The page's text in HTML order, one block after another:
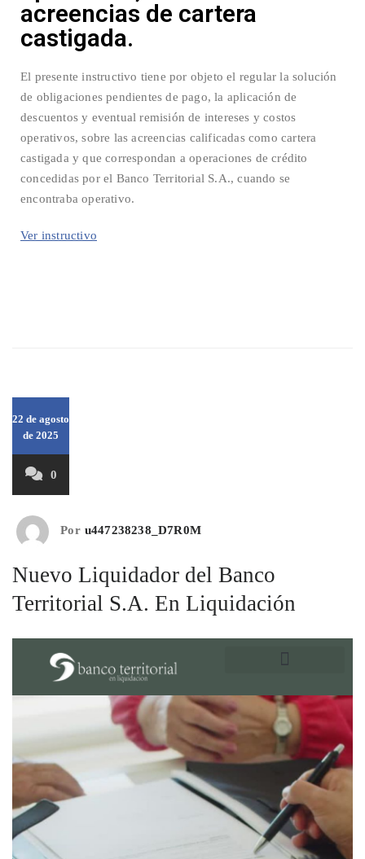
acreencias de cartera
castigada.
El presente instructivo tiene por objeto el regular la solución
de obligaciones pendientes de pago, la aplicación de
descuentos y eventual remisión de intereses y costos
operativos, sobre las acreencias calificadas como cartera
castigada y que correspondan a operaciones de crédito
concedidas por el Banco Territorial S.A., cuando se
encontraba operativo.
Ver instructivo
22 de agosto
de 2025
0
Por u447238238_D7R0M
Nuevo Liquidador del Banco
Territorial S.A. En Liquidación